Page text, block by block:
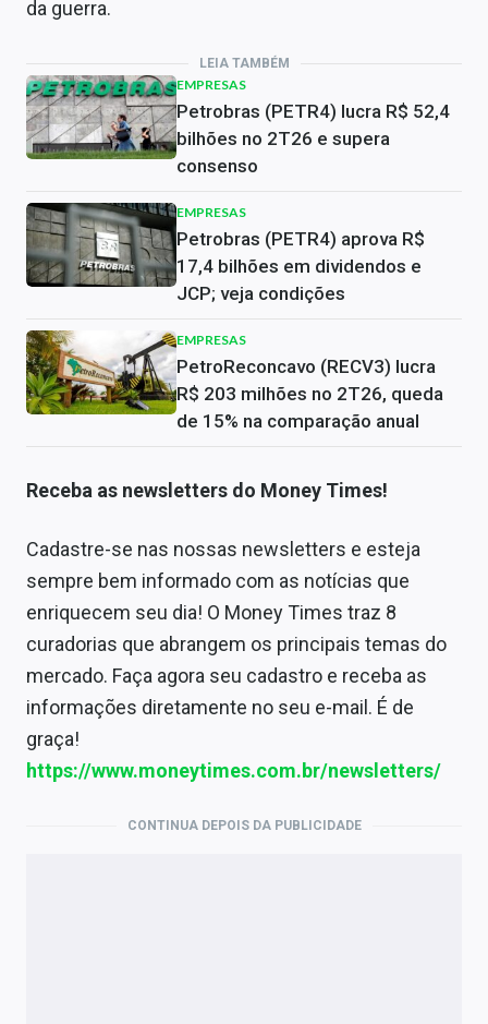
da guerra.
LEIA TAMBÉM
EMPRESAS
Petrobras (PETR4) lucra R$ 52,4
bilhões no 2T26 e supera
consenso
EMPRESAS
Petrobras (PETR4) aprova R$
17,4 bilhões em dividendos e
JCP; veja condições
EMPRESAS
PetroReconcavo (RECV3) lucra
R$ 203 milhões no 2T26, queda
de 15% na comparação anual
Receba as newsletters do Money Times!
Cadastre-se nas nossas newsletters e esteja
sempre bem informado com as notícias que
enriquecem seu dia! O Money Times traz 8
curadorias que abrangem os principais temas do
mercado. Faça agora seu cadastro e receba as
informações diretamente no seu e-mail. É de
graça!
https://www.moneytimes.com.br/newsletters/
CONTINUA DEPOIS DA PUBLICIDADE